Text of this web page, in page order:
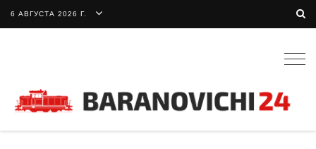
6 АВГУСТА 2026 Г.